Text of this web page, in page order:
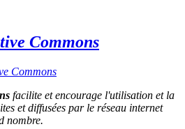
Commons
facilite et encourage l'utilisation et la
et diffusées par le réseau internet
nombre.